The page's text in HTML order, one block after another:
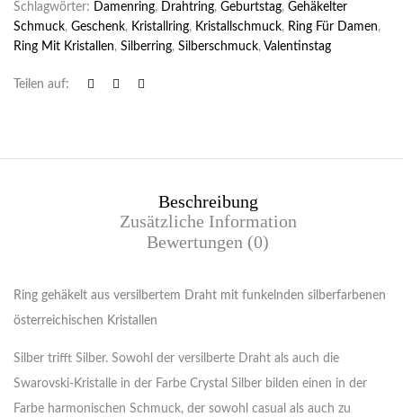
Schlagwörter: Damenring, Drahtring, Geburtstag, Gehäkelter
Schmuck, Geschenk, Kristallring, Kristallschmuck, Ring Für Damen,
Ring Mit Kristallen, Silberring, Silberschmuck, Valentinstag
Teilen auf:
Beschreibung
Zusätzliche Information
Bewertungen (0)
Ring gehäkelt aus versilbertem Draht mit funkelnden silberfarbenen
österreichischen Kristallen
Silber trifft Silber. Sowohl der versilberte Draht als auch die
Swarovski-Kristalle in der Farbe Crystal Silber bilden einen in der
Farbe harmonischen Schmuck, der sowohl casual als auch zu